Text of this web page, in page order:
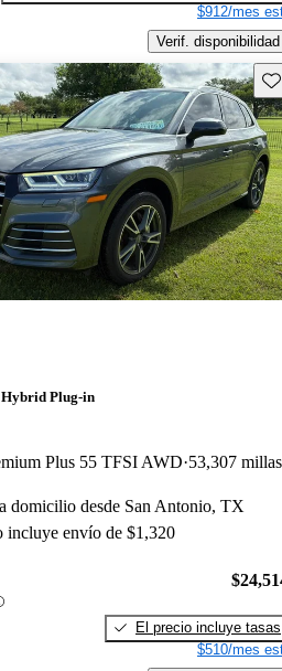
$912/mes
Verif. disponibilidad
Hybrid Plug-in
Plus 55 TFSI AWD 53,307 millas
domicilio desde San Antonio, TX
incluye envío de $1,320
El precio incluye tasas
$510/mes